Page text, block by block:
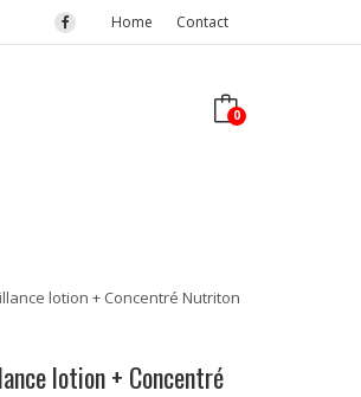
Home Contact
0
lotion + Concentré Nutriton
lotion + Concentré